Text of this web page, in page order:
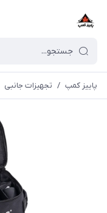
پاییز کمپ / تجهیزات جانبی